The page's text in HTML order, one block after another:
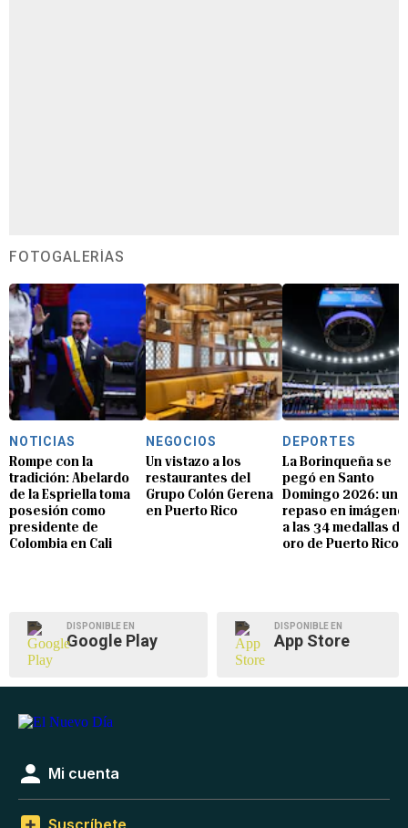
FOTOGALERÍAS
NOTICIAS
Rompe con la
tradición: Abelardo
de la Espriella toma
posesión como
presidente de
Colombia en Cali
NEGOCIOS
Un vistazo a los
restaurantes del
Grupo Colón Gerena
en Puerto Rico
DEPORTES
La Borinqueña se
pegó en Santo
Domingo 2026: un
repaso en
a las 34 medallas de
oro de Puerto Rico
DISPONIBLE EN
Google Play
DISPONIBLE EN
App Store
Mi cuenta
Suscríbete